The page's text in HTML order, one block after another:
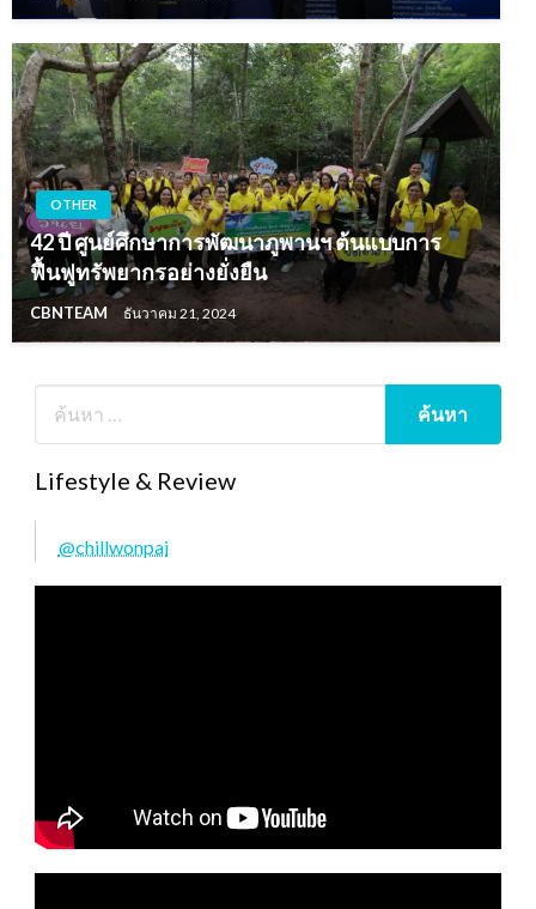
OTHER
42 ปี ศูนย์ศึกษาการพัฒนาภูพานฯ ต้นแบบการ
ฟื้นฟูทรัพยากรอย่างยั่งยืน
CBNTEAM ธันวาคม 21, 2024
Lifestyle & Review
@chillwonpai